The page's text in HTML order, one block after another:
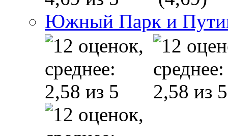
Южный Парк и